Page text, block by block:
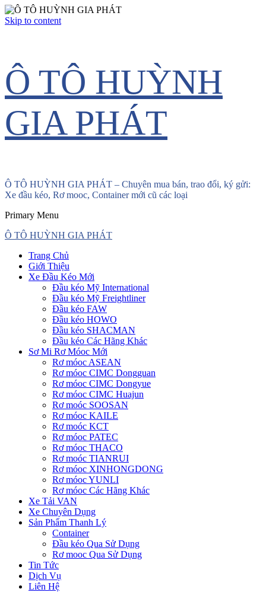
Skip to content
Ô TÔ HUỲNH
GIA PHÁT
Ô TÔ HUỲNH GIA PHÁT – Chuyên mua bán, trao đổi, ký gửi:
Xe đầu kéo, Rơ mooc, Container mới cũ các loại
Primary Menu
Ô TÔ HUỲNH GIA PHÁT
Trang Chủ
Giới Thiệu
Xe Đầu Kéo Mới
Đầu kéo Mỹ International
Đầu kéo Mỹ Freightliner
Đầu kéo FAW
Đầu kéo HOWO
Đầu kéo SHACMAN
Đầu kéo Các Hãng Khác
Sơ Mi Rơ Móoc Mới
Rơ móoc ASEAN
Rơ móoc CIMC Dongguan
Rơ móoc CIMC Dongyue
Rơ móoc CIMC Huajun
Rơ moóc SOOSAN
Rơ móoc KAILE
Rơ moóc KCT
Rơ móoc PATEC
Rơ móoc THACO
Rơ moóc TIANRUI
Rơ móoc XINHONGDONG
Rơ móoc YUNLI
Rơ móoc Các Hãng Khác
Xe Tải VAN
Xe Chuyên Dụng
Sản Phẩm Thanh Lý
Container
Đầu kéo Qua Sử Dụng
Rơ mooc Qua Sử Dụng
Tin Tức
Dịch Vụ
Liên Hệ